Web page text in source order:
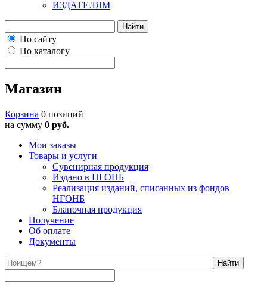
ИЗДАТЕЛЯМ
Найти
По сайту
По каталогу
Магазин
Корзина 0 позиций
на сумму 0 руб.
Мои заказы
Товары и услуги
Сувенирная продукция
Издано в НГОНБ
Реализация изданий, списанных из фондов
НГОНБ
Бланочная продукция
Получение
Об оплате
Документы
Найти